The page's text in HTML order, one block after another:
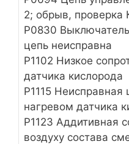
2; обрыв, проверка
P0830
цепь неисправна
Р1102 Низкое
датчика кислорода
Р1115 Неисправная
нагревом датчика
Р1123 Аддитивная
воздуху состава